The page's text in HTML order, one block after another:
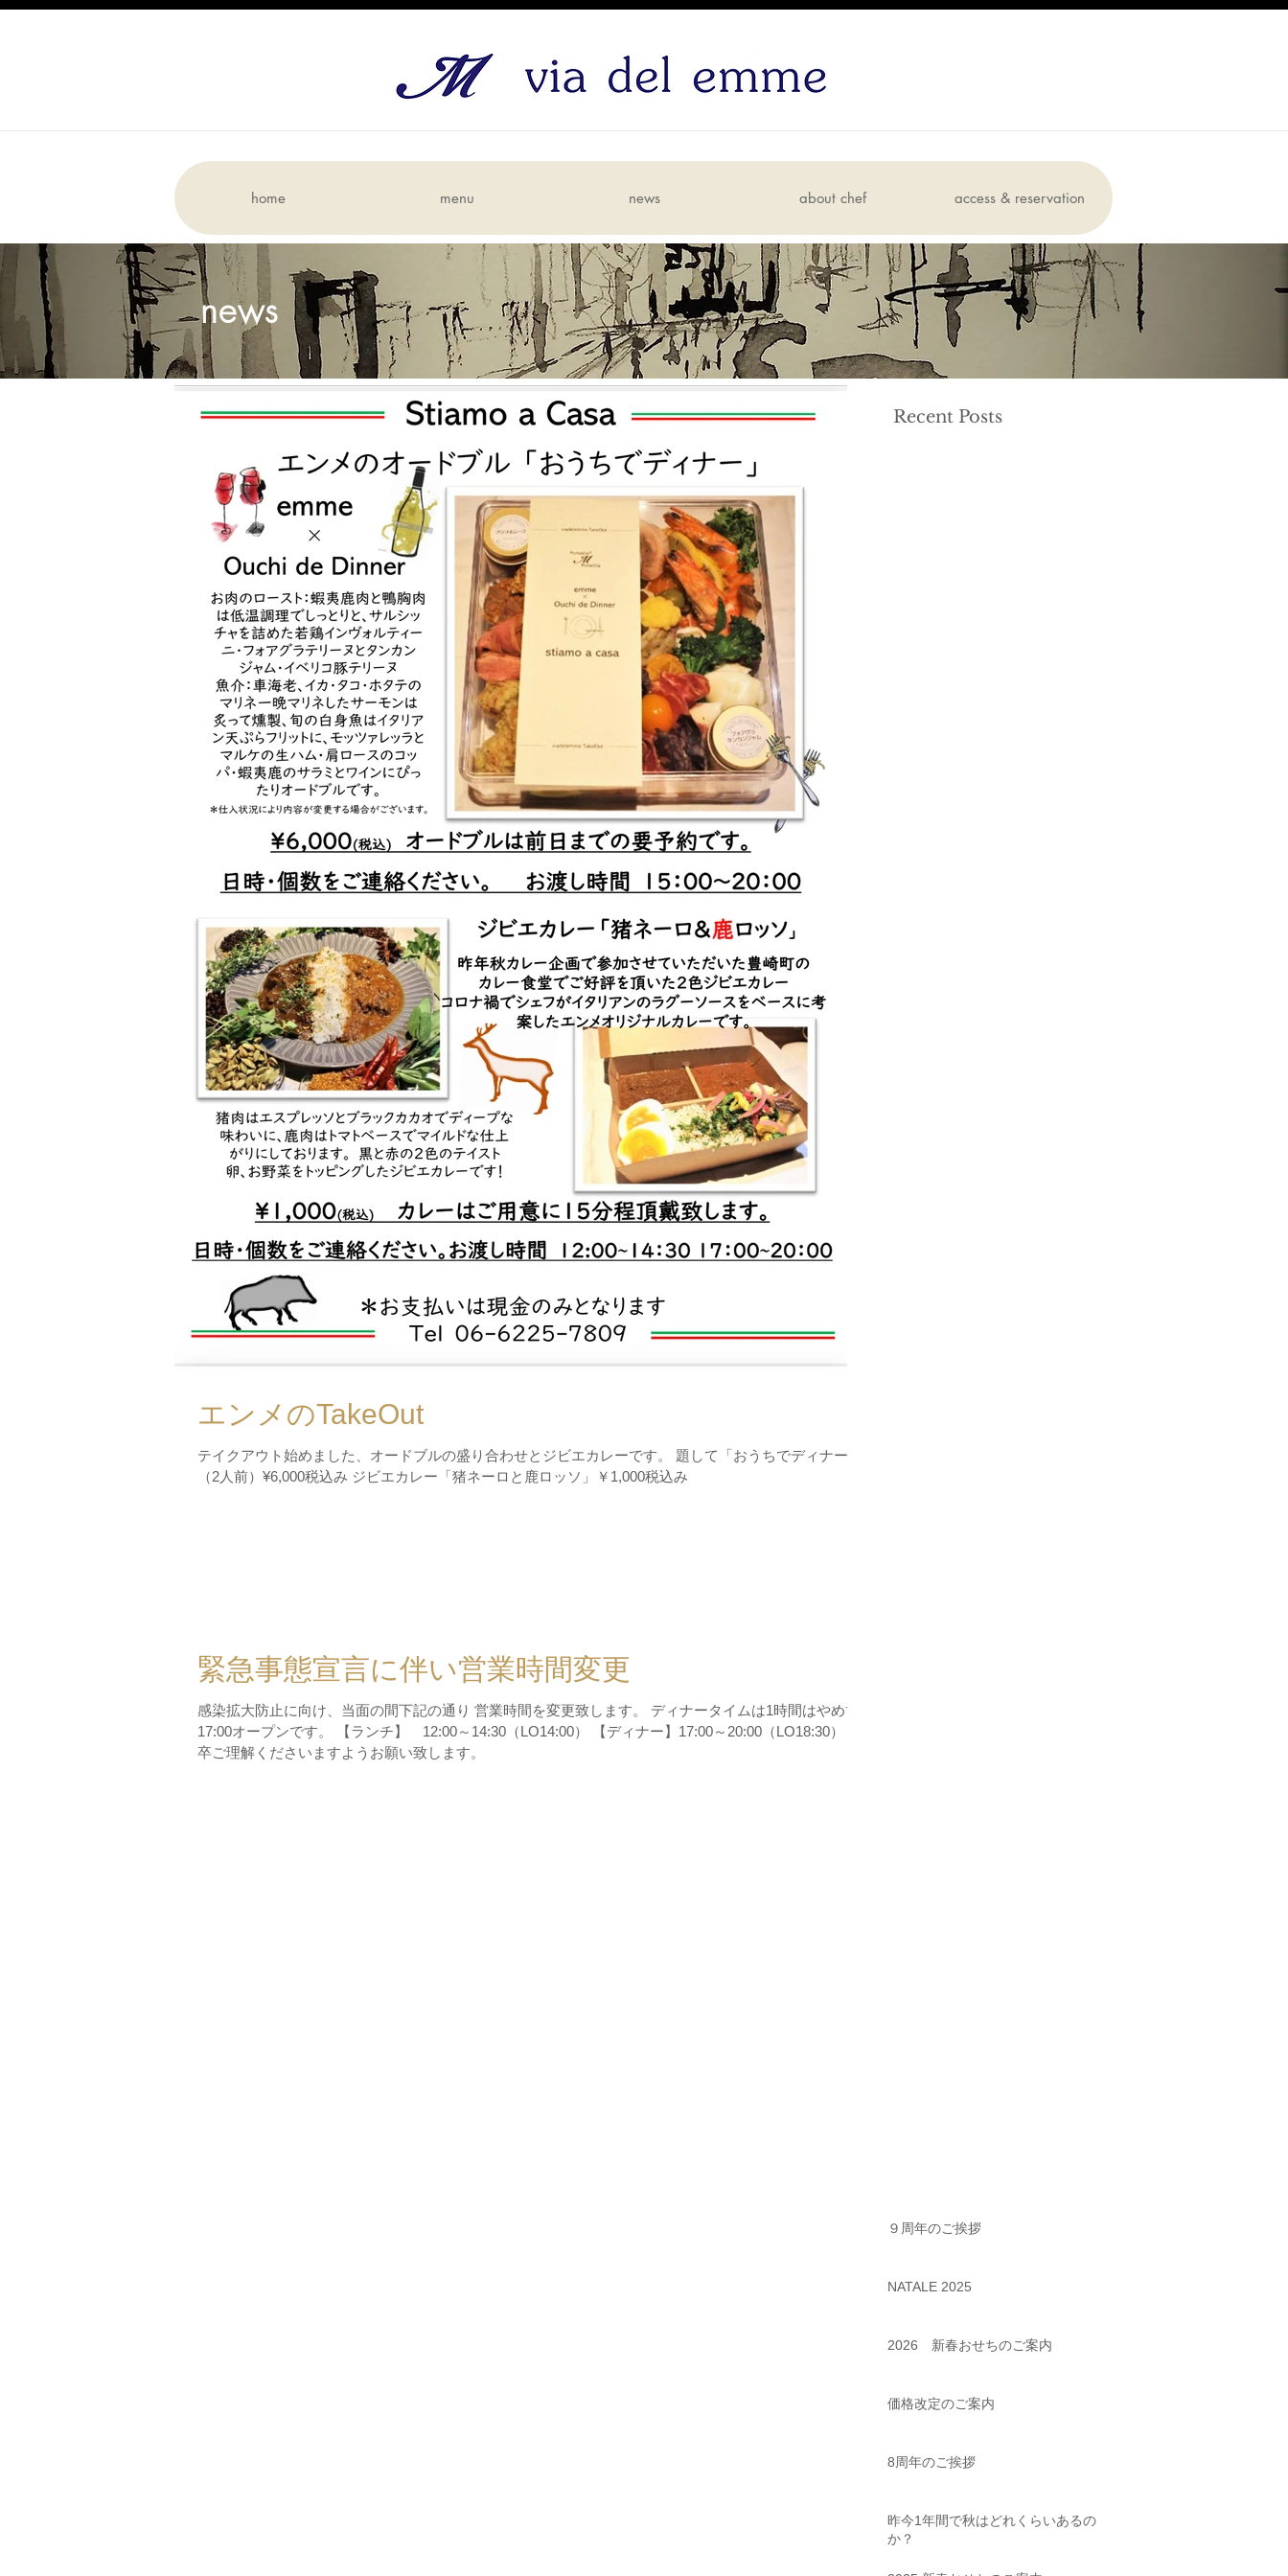
home menu news about chef access & reservation
news
エンメのTakeOut
テイクアウト始めました、オードブルの盛り合わせとジビエカレーです。 題して「おうちでディナー」
（2人前）¥6,000税込み ジビエカレー「猪ネーロと鹿ロッソ」￥1,000税込み
緊急事態宣言に伴い営業時間変更
感染拡大防止に向け、当面の間下記の通り 営業時間を変更致します。 ディナータイムは1時間はやめて
17:00オープンです。 【ランチ】 12:00～14:30（LO14:00） 【ディナー】17:00～20:00（LO18:30） 何
卒ご理解くださいますようお願い致します。
Recent Posts
９周年のご挨拶
NATALE 2025
2026 新春おせちのご案内
価格改定のご案内
8周年のご挨拶
昨今1年間で秋はどれくらいあるの
か？